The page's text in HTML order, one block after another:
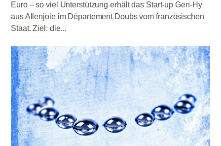
Euro – so viel Unterstützung erhält das Start-up Gen-Hy
aus Allenjoie im Département Doubs vom französischen
Staat. Ziel: die...